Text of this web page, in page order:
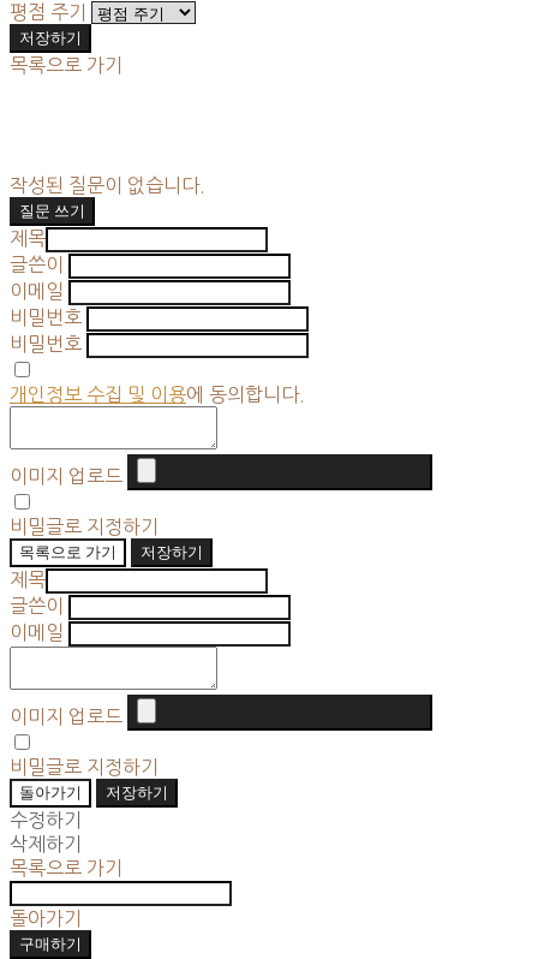
평점 주기
저장하기
목록으로 가기
작성된 질문이 없습니다.
질문 쓰기
제목
글쓴이
이메일
비밀번호
비밀번호
개인정보 수집 및 이용에 동의합니다.
이미지 업로드
비밀글로 지정하기
목록으로 가기
저장하기
제목
글쓴이
이메일
이미지 업로드
비밀글로 지정하기
돌아가기
저장하기
수정하기
삭제하기
목록으로 가기
돌아가기
구매하기